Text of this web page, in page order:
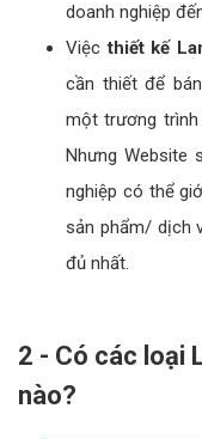
doanh nghiệp
Việc thiết kế
cần thiết để
một trương trình
Nhưng Website
nghiệp có thể
sản phẩm/ dịch
đủ nhất.
2 - Có các loại
nào?